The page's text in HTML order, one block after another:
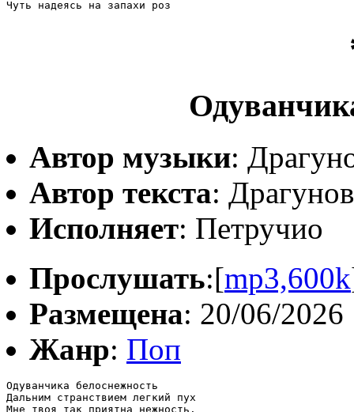
Автор музыки:
Автор текста:
Исполняет: Петручио
Прослушать:[mp3,600k
Размещена: 20/06/2026
Жанр: Поп
Одуванчика белоснежность
Дальним странствием легкий пух
Мне твоя так приятна нежность.